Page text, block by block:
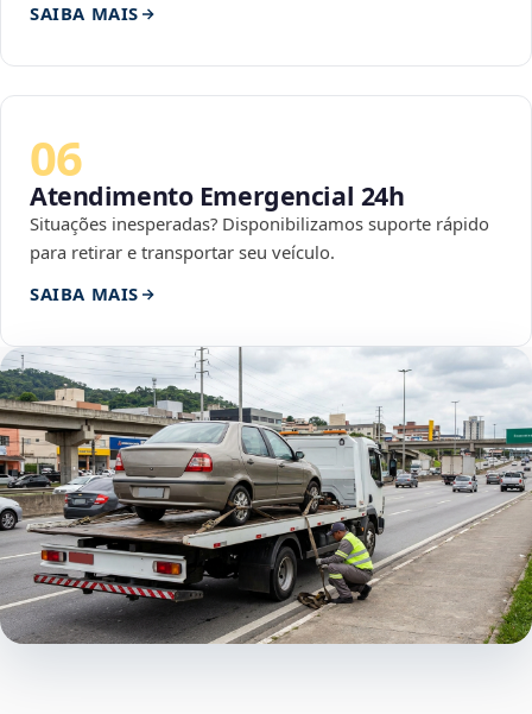
SAIBA MAIS
06
Atendimento Emergencial 24h
Situações inesperadas? Disponibilizamos suporte rápido
para retirar e transportar seu veículo.
SAIBA MAIS